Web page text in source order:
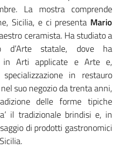
La mostra comprende
Sicilia, e ci presenta Mario
ceramista. Ha studiato a
d’Arte statale, dove ha
in Arti applicate e Arte e,
in restauro
suo negozio da trenta anni,
delle forme tipiche
il tradizionale brindisi e, in
di prodotti gastronomici